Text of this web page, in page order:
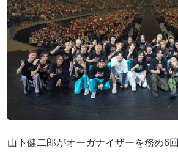
山下健二郎がオーガナイザーを務め6